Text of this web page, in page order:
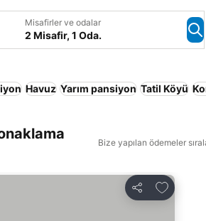
Misafirler ve odalar
2 Misafir, 1 Oda.
Havuz Yarım pansiyon Tatil Köyü
Bize yapılan ödemeler
Paylaş